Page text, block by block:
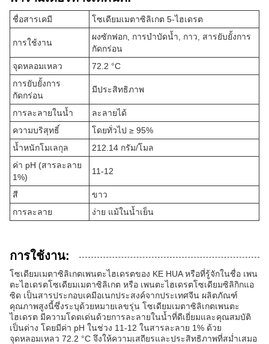
ชื่อสารเคมี โซเดียมเมตาซิลิเกต 5-ไฮเดรต
การใช้งาน
ผงซักฟอก, การบำบัดน้ำ, กาว, สารยับยั้งการ
กัดกร่อน
จุดหลอมเหลว
72.2 °C
การยับยั้งการ
กัดกร่อน
มีประสิทธิภาพ
การละลายในน้ำ
ละลายได้
ความบริสุทธิ์
โดยทั่วไป ≥ 95%
น้ำหนักโมเลกุล
212.14 กรัม/โมล
ค่า pH (สารละลาย
1%)
11-12
สี
ขาว
การละลาย
ง่าย แม้ในน้ำเย็น
การใช้งาน:
โซเดียมเมตาซิลิเกตเพนตะไฮเดรตของ KE HUA หรือที่รู้จักในชื่อ เพน
ตะไฮเดรตโซเดียมเมตาซิลิเกต หรือ เพนตะไฮเดรตโซเดียมซิลิกิกแอ
ซิด เป็นสารประกอบเคมีอเนกประสงค์จากประเทศจีน ผลิตภัณฑ์
คุณภาพสูงนี้ซึ่งระบุด้วยหมายเลขรุ่น โซเดียมเมตาซิลิเกตเพนตะ
ไฮเดรต มีความโดดเด่นด้วยการละลายในน้ำที่ดีเยี่ยมและคุณสมบัติ
เป็นด่าง โดยมีค่า pH ในช่วง 11-12 ในสารละลาย 1% ด้วย
จุดหลอมเหลว 72.2 °C จึงให้ความเสถียรและประสิทธิภาพที่สม่ำเสมอ